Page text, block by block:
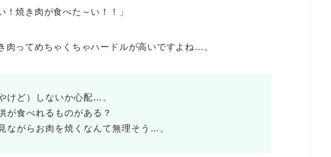
！焼き肉が食べた～い！！」
肉ってめちゃくちゃハードルが高いですよね…。
けど）しないか心配…。
が食べれるものがある？
ながらお肉を焼くなんて無理そう…。